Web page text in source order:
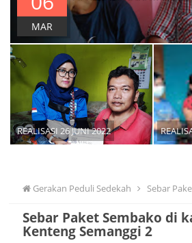
MAR
REALISASI 26 JUNI 2022
Gerakan Peduli Sedekah Sebar
Sebar Paket Sembako di
Kenteng Semanggi 2